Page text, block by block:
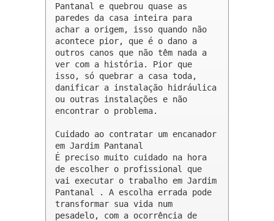
Pantanal e quebrou quase as
paredes da casa inteira para
achar a origem, isso quando não
acontece pior, que é o dano a
outros canos que não têm nada a
ver com a história. Pior que
isso, só quebrar a casa toda,
danificar a instalação hidráulica
ou outras instalações e não
encontrar o problema.
Cuidado ao contratar um encanador
em Jardim Pantanal
É preciso muito cuidado na hora
de escolher o profissional que
vai executar o trabalho em Jardim
Pantanal . A escolha errada pode
transformar sua vida num
pesadelo, com a ocorrência de